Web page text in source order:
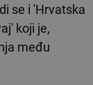
se i 'Hrvatska
koji je,
među